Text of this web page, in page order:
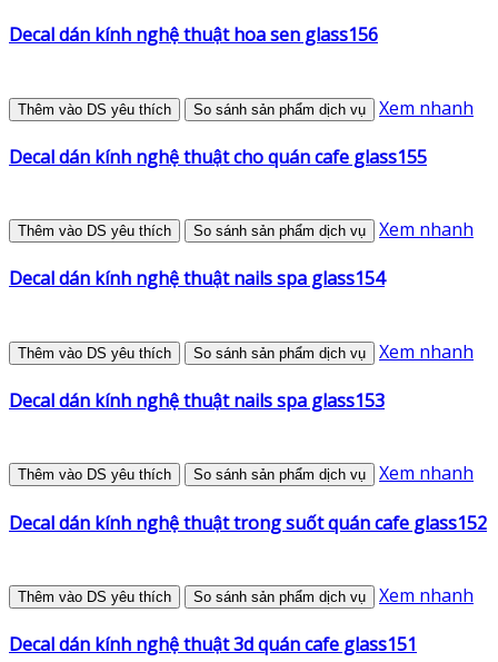
Decal dán kính nghệ thuật hoa sen glass156
Thêm vào DS yêu thích So sánh sản phẩm dịch vụ Xem nhanh
Decal dán kính nghệ thuật cho quán cafe glass155
Thêm vào DS yêu thích So sánh sản phẩm dịch vụ Xem nhanh
Decal dán kính nghệ thuật nails spa glass154
Thêm vào DS yêu thích So sánh sản phẩm dịch vụ Xem nhanh
Decal dán kính nghệ thuật nails spa glass153
Thêm vào DS yêu thích So sánh sản phẩm dịch vụ Xem nhanh
Decal dán kính nghệ thuật trong suốt quán cafe glass152
Thêm vào DS yêu thích So sánh sản phẩm dịch vụ Xem nhanh
Decal dán kính nghệ thuật 3d quán cafe glass151